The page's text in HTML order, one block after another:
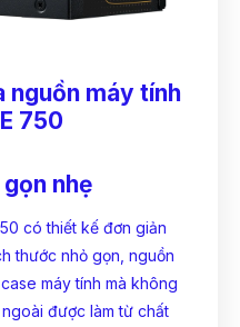
nguồn máy tính
750
nhẹ
có thiết kế đơn giản
thước nhỏ gọn, nguồn
case máy tính mà không
được làm từ chất